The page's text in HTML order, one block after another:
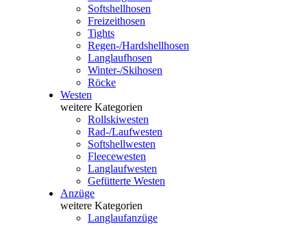
Softshellhosen
Freizeithosen
Tights
Regen-/Hardshellhosen
Langlaufhosen
Winter-/Skihosen
Röcke
Westen
weitere Kategorien
Rollskiwesten
Rad-/Laufwesten
Softshellwesten
Fleecewesten
Langlaufwesten
Gefütterte Westen
Anzüge
weitere Kategorien
Langlaufanzüge